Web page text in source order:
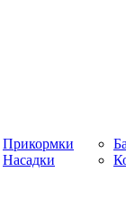
Прикормки
Насадки